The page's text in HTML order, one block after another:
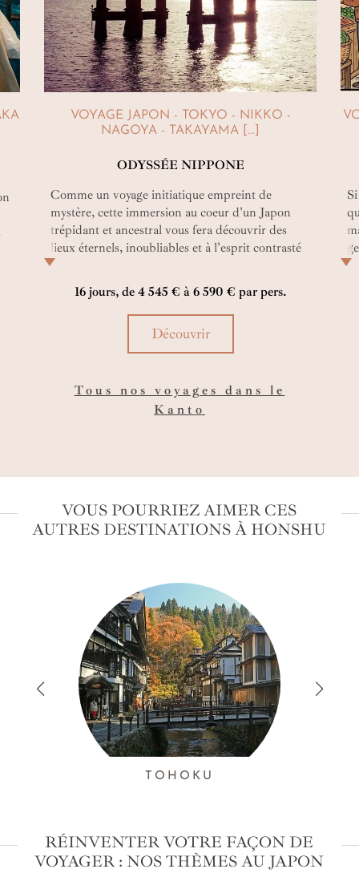
gastronomiquement puisque l’histoire du sushi est
intimement liée à celle de la région. Notre service
conciergerie vous organise un cours pour apprendre,
en compagnie d’un maître sensei, à réaliser vos
sushis !
VOYAGE JAPON - TOKYO - NIKKO -
NAGOYA - TAKAYAMA [...]
ODYSSÉE NIPPONE
Comme un voyage initiatique empreint de
mystère, cette immersion au coeur d'un Japon
trépidant et ancestral vous fera découvrir des
lieux éternels, inoubliables et à l'esprit contrasté
entre discipline légendaire et liberté
transcendante. Après l'effervescence des cités
urbaines grandioses, peut-être apercevrez-vous la
silhouette furtive d'une geisha flânant entre les
bambous des fôrets verdoyantes qui habillent les
montagnes alentours... Nul doute que vous serez
16 jours, de 4 545 € à 6 590 € par pers.
Découvrir
Tous nos voyages dans le
Kanto
VOUS POURRIEZ AIMER CES
AUTRES DESTINATIONS À HONSHU
TOHOKU
RÉINVENTER VOTRE FAÇON DE
VOYAGER : NOS THÈMES AU JAPON